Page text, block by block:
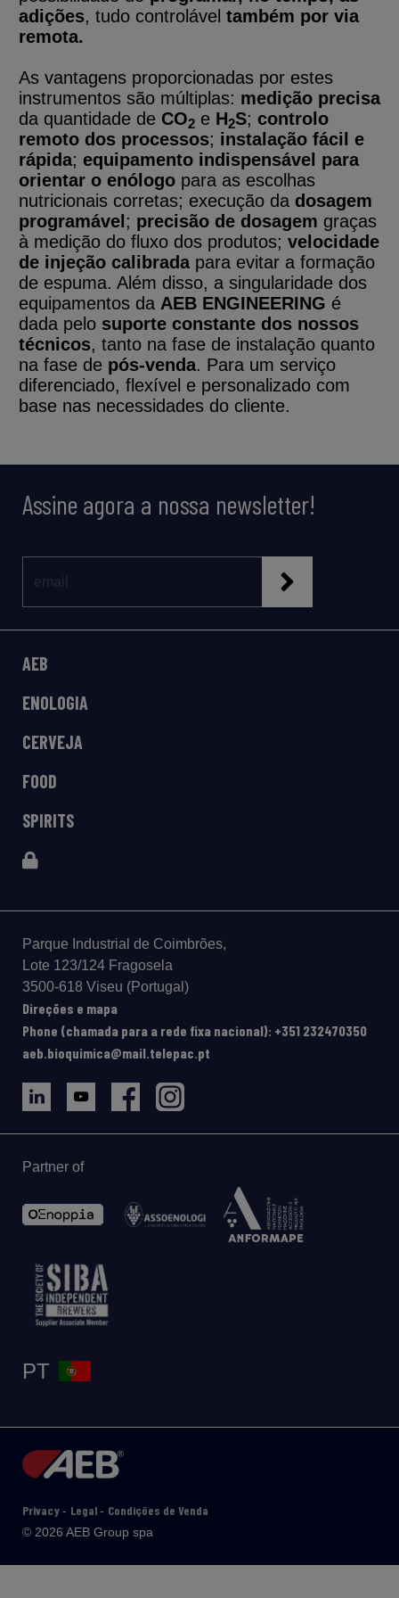
adições, tudo controlável também por via
remota.
As vantagens proporcionadas por estes
instrumentos são múltiplas: medição precisa
da quantidade de CO2 e H2S; controlo
remoto dos processos; instalação fácil e
rápida; equipamento indispensável para
orientar o enólogo para as escolhas
nutricionais corretas; execução da dosagem
programável ; precisão de dosagem graças
à medição do fluxo dos produtos; velocidade
de injeção calibradapara evitar a formação
de espuma. Além disso, a singularidade dos
equipamentos da AEB ENGINEERING é
dada pelo suporte constante dos nossos
técnicos, tanto na fase de instalação quanto
na fase de pós-venda. Para um serviço
diferenciado, flexível e personalizado com
base nas necessidades do cliente.
Assine agora a nossa newsletter!
AEB
ENOLOGIA
CERVEJA
FOOD
SPIRITS
Parque Industrial de Coimbrões,
Lote 123/124 Fragosela
3500-618 Viseu (Portugal)
Direções e mapa
Phone (chamada para a rede fixa nacional): +351 232470350
aeb.bioquimica@mail.telepac.pt
Partner of
PT
Privacy- Legal- Condições de Venda
© 2026 AEB Group spa